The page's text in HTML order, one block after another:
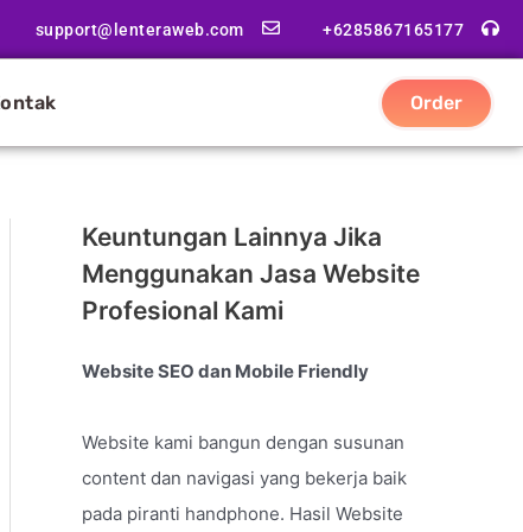
support@lenteraweb.com +6285867165177
Order
Keuntungan Lainnya Jika
Menggunakan Jasa Website
Profesional Kami
Website SEO dan Mobile Friendly
Website kami bangun dengan susunan
content dan navigasi yang bekerja baik
pada piranti handphone. Hasil Website